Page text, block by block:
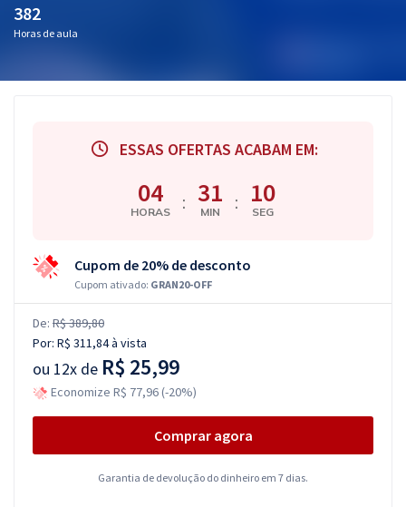
Aprovados
382
Horas de aula
ESSAS OFERTAS ACABAM EM:
04
HORAS : 31
MIN : 09
SEG
Cupom de 20% de desconto
Cupom ativado: GRAN20-OFF
De: R$ 389,80
Por: R$ 311,84à vista
ou 12x de R$ 25,99
Economize R$ 77,96 (-20%)
Comprar agora
Garantia de devolução do dinheiro em 7 dias.